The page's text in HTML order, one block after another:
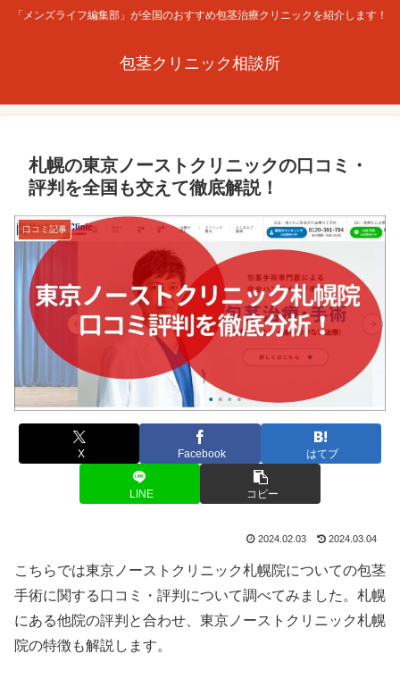
「メンズライフ編集部」が全国のおすすめ包茎治療クリニックを紹介します！
包茎クリニック相談所
札幌の東京ノーストクリニックの口コミ・
評判を全国も交えて徹底解説！
口コミ記事
X Facebook はてブ
LINE コピー
2024.02.03 2024.03.04
こちらでは東京ノーストクリニック札幌院についての包茎
手術に関する口コミ・評判について調べてみました。札幌
にある他院の評判と合わせ、東京ノーストクリニック札幌
院の特徴も解説します。